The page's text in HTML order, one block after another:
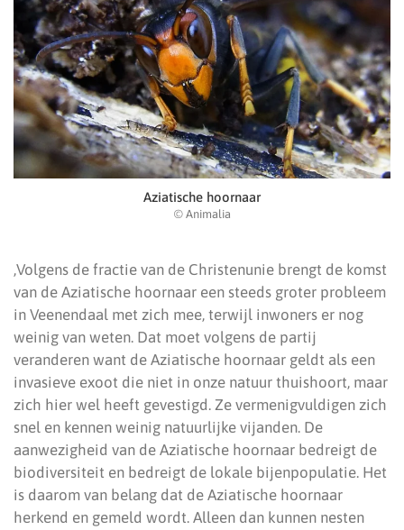
Aziatische hoornaar
© Animalia
,Volgens de fractie van de Christenunie brengt de komst
van de Aziatische hoornaar een steeds groter probleem
in Veenendaal met zich mee, terwijl inwoners er nog
weinig van weten. Dat moet volgens de partij
veranderen want de Aziatische hoornaar geldt als een
invasieve exoot die niet in onze natuur thuishoort, maar
zich hier wel heeft gevestigd. Ze vermenigvuldigen zich
snel en kennen weinig natuurlijke vijanden. De
aanwezigheid van de Aziatische hoornaar bedreigt de
biodiversiteit en bedreigt de lokale bijenpopulatie. Het
is daarom van belang dat de Aziatische hoornaar
herkend en gemeld wordt. Alleen dan kunnen nesten